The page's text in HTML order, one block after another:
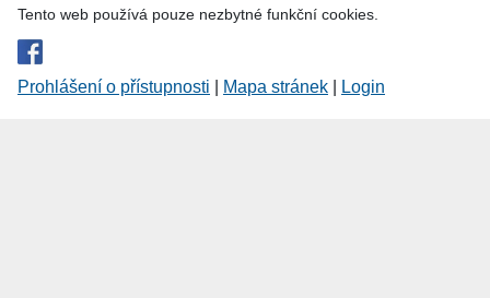
Tento web používá pouze nezbytné funkční cookies.
Prohlášení o přístupnosti Mapa stránek Login